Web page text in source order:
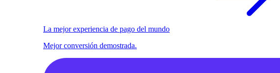
La mejor experiencia de pago del mundo
Mejor conversión demostrada.